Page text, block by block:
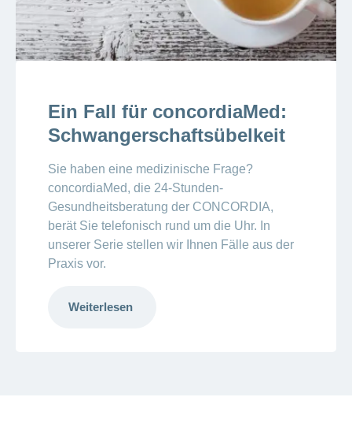
Ein Fall für concordiaMed:
Schwangerschaftsübelkeit
Sie haben eine medizinische Frage?
concordiaMed, die 24-Stunden-
Gesundheitsberatung der CONCORDIA,
berät Sie telefonisch rund um die Uhr. In
unserer Serie stellen wir Ihnen Fälle aus der
Praxis vor.
Weiterlesen